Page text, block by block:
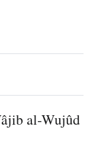
al-Wujûd